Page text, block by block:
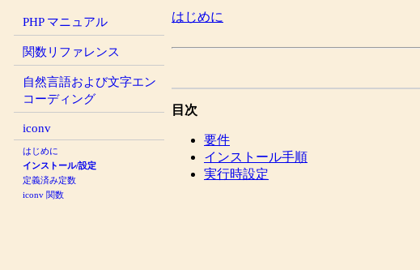
PHP マニュアル
関数リファレンス
自然言語および文字エン
コーディング
iconv
はじめに
インストール/設定
定義済み定数
iconv 関数
はじめに
目次
要件
インストール手順
実行時設定